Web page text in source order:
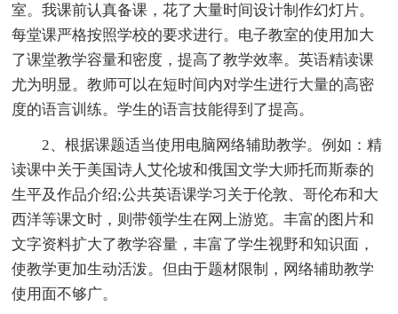
室。我课前认真备课，花了大量时间设计制作幻灯片。
每堂课严格按照学校的要求进行。电子教室的使用加大
了课堂教学容量和密度，提高了教学效率。英语精读课
尤为明显。教师可以在短时间内对学生进行大量的高密
度的语言训练。学生的语言技能得到了提高。
2、根据课题适当使用电脑网络辅助教学。例如：精
读课中关于美国诗人艾伦坡和俄国文学大师托而斯泰的
生平及作品介绍;公共英语课学习关于伦敦、哥伦布和大
西洋等课文时，则带领学生在网上游览。丰富的图片和
文字资料扩大了教学容量，丰富了学生视野和知识面，
使教学更加生动活泼。但由于题材限制，网络辅助教学
使用面不够广。